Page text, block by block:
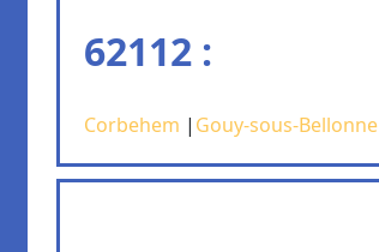
62112 :
Corbehem | Gouy-sous-Bellonne